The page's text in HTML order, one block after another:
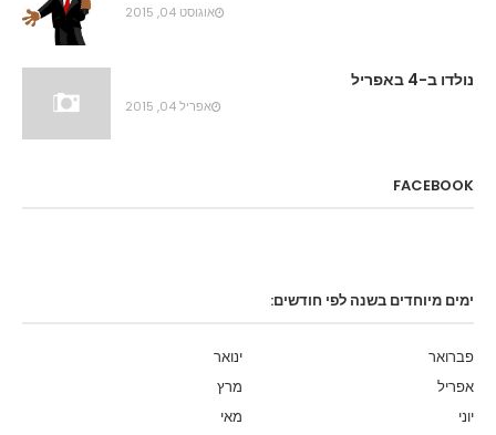
אוגוסט 04, 2015
נולדו ב-4 באפריל
אפריל 04, 2015
FACEBOOK
ימים מיוחדים בשנה לפי חודשים:
ינואר
פברואר
מרץ
אפריל
מאי
יוני